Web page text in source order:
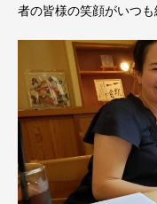
者の皆様の笑顔がいつ